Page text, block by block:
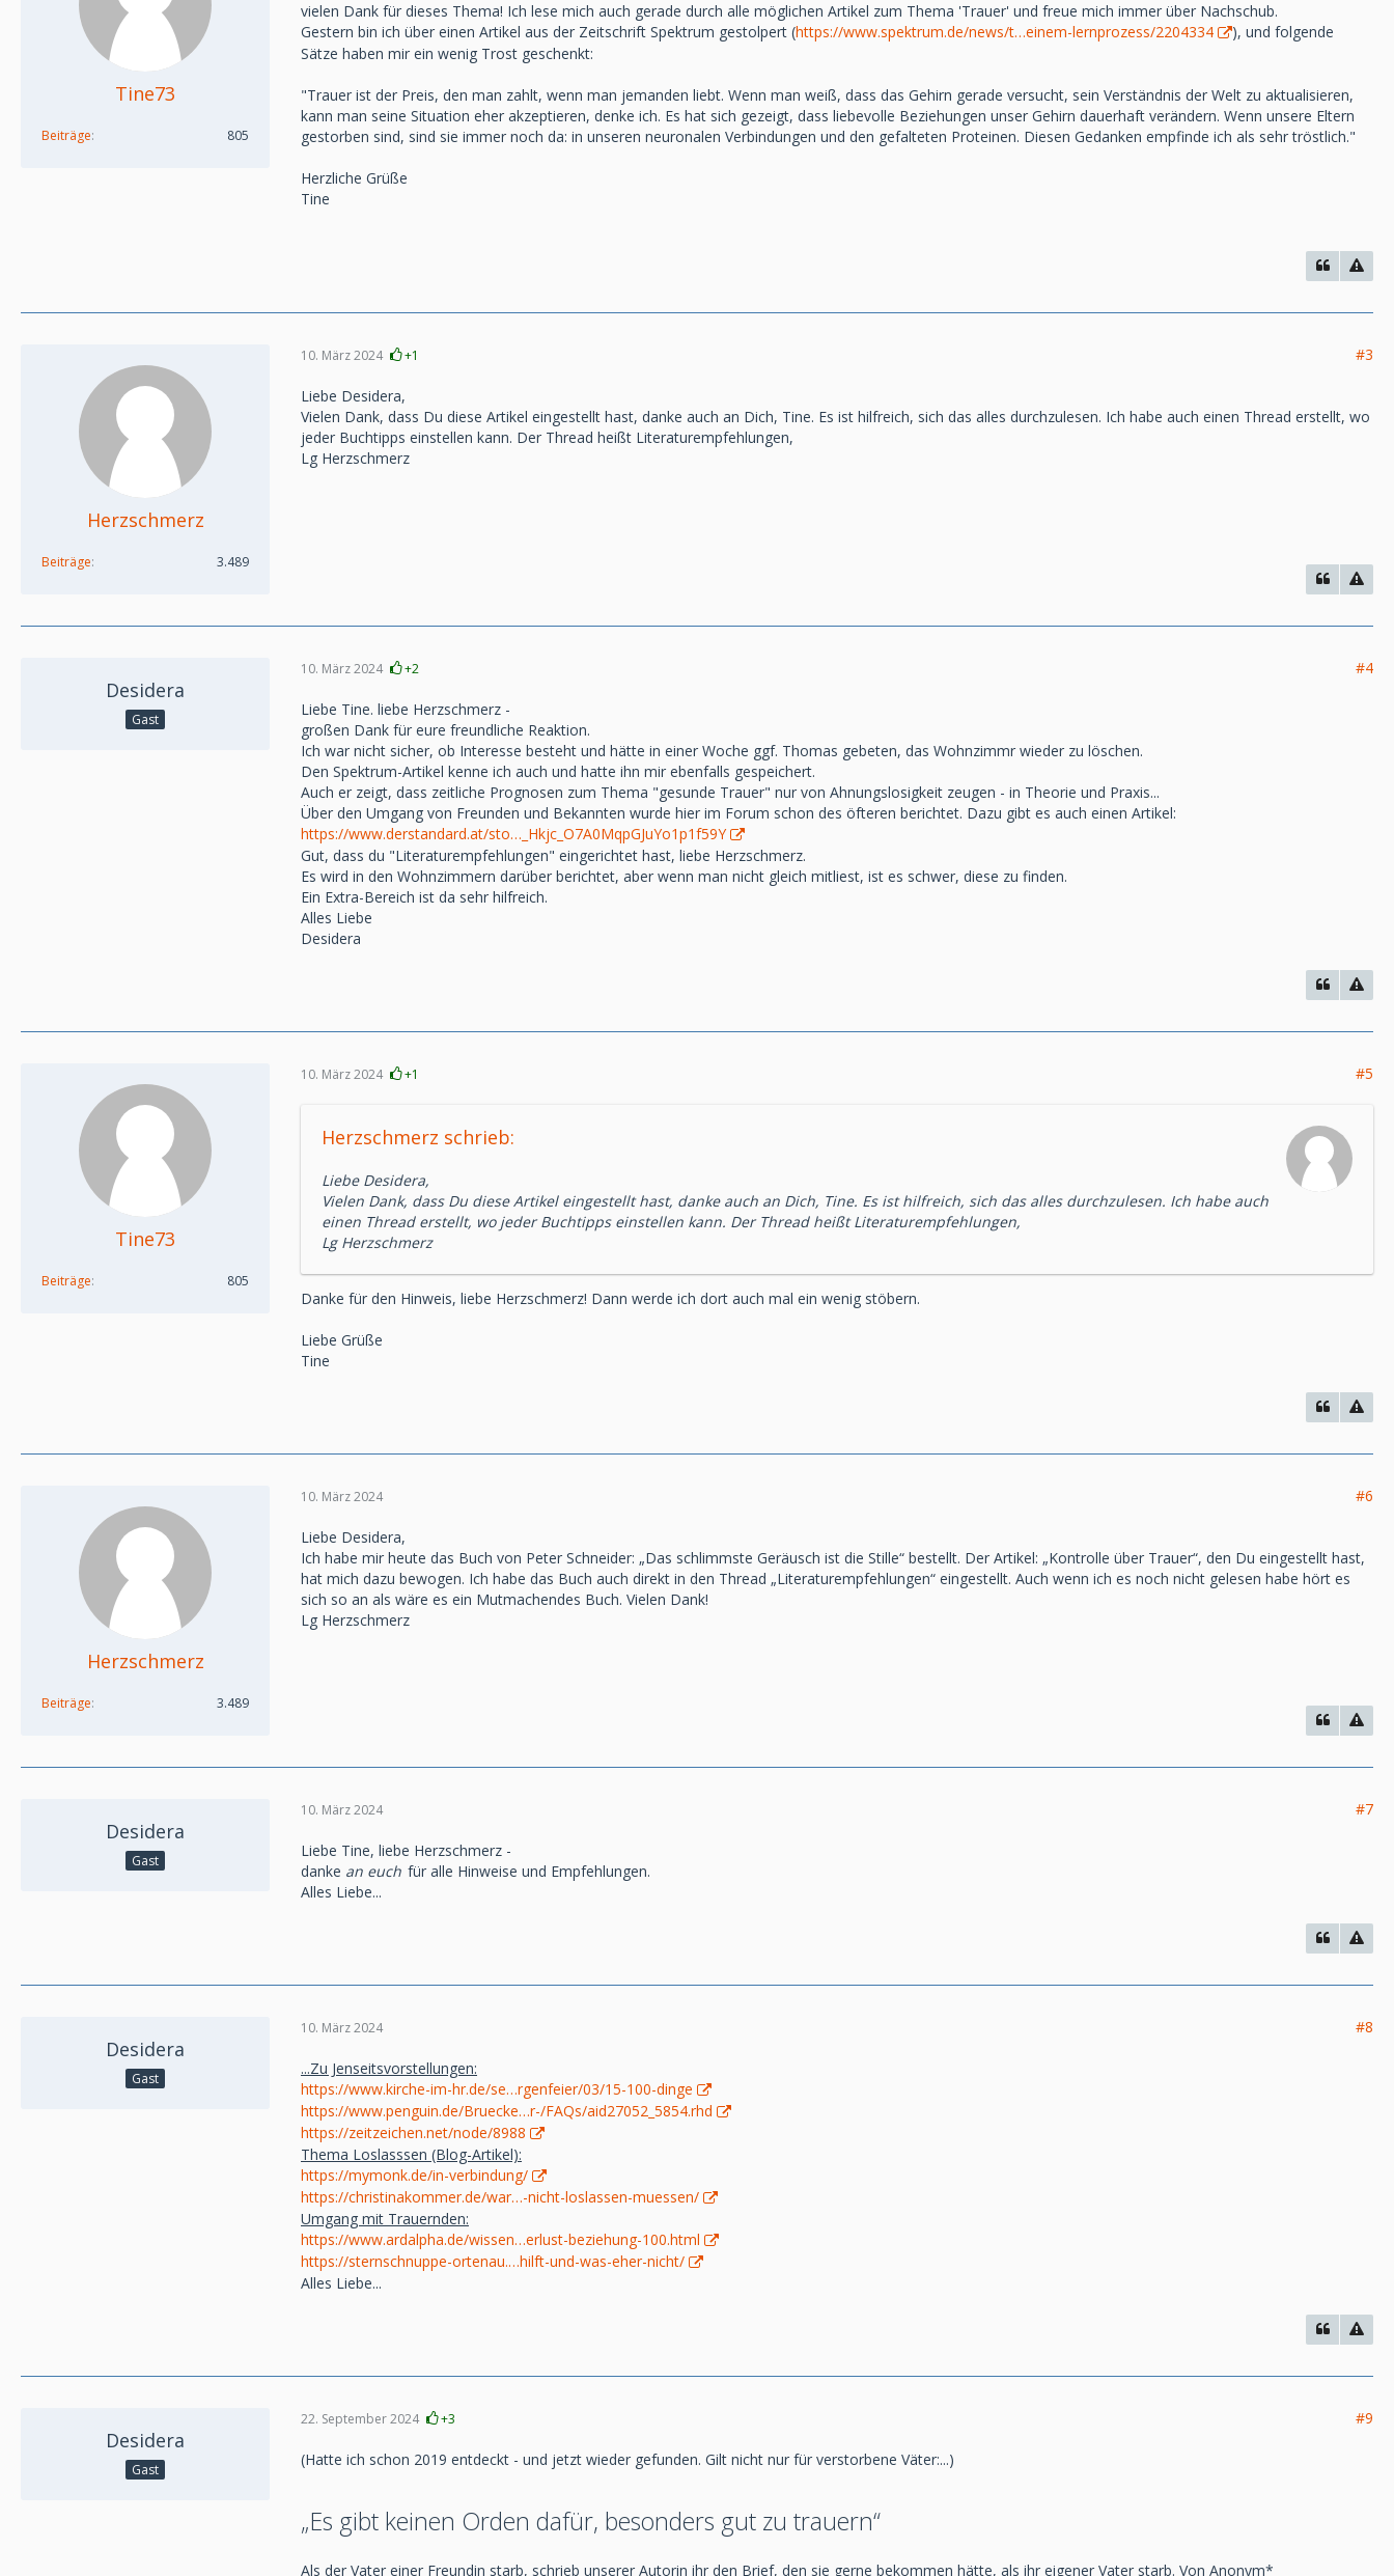
Tine73
Beiträge 805
vielen Dank für dieses Thema! Ich lese mich auch gerade durch alle möglichen Artikel zum Thema 'Trauer' und freue mich immer über Nachschub.
Gestern bin ich über einen Artikel aus der Zeitschrift Spektrum gestolpert (https://www.spektrum.de/news/t…einem-lernprozess/2204334
), und folgende
Sätze haben mir ein wenig Trost geschenkt:
"Trauer ist der Preis, den man zahlt, wenn man jemanden liebt. Wenn man weiß, dass das Gehirn gerade versucht, sein Verständnis der Welt zu aktualisieren,
kann man seine Situation eher akzeptieren, denke ich. Es hat sich gezeigt, dass liebevolle Beziehungen unser Gehirn dauerhaft verändern. Wenn unsere Eltern
gestorben sind, sind sie immer noch da: in unseren neuronalen Verbindungen und den gefalteten Proteinen. Diesen Gedanken empfinde ich als sehr tröstlich."
Herzliche Grüße
Tine
Herzschmerz
Beiträge 3.489
10. März 2024 +1 #3
Liebe Desidera,
Vielen Dank, dass Du diese Artikel eingestellt hast, danke auch an Dich, Tine. Es ist hilfreich, sich das alles durchzulesen. Ich habe auch einen Thread erstellt, wo
jeder Buchtipps einstellen kann. Der Thread heißt Literaturempfehlungen,
Lg Herzschmerz
Desidera
Gast
10. März 2024 +2 #4
Liebe Tine. liebe Herzschmerz -
großen Dank für eure freundliche Reaktion.
Ich war nicht sicher, ob Interesse besteht und hätte in einer Woche ggf. Thomas gebeten, das Wohnzimmr wieder zu löschen.
Den Spektrum-Artikel kenne ich auch und hatte ihn mir ebenfalls gespeichert.
Auch er zeigt, dass zeitliche Prognosen zum Thema "gesunde Trauer" nur von Ahnungslosigkeit zeugen - in Theorie und Praxis...
Über den Umgang von Freunden und Bekannten wurde hier im Forum schon des öfteren berichtet. Dazu gibt es auch einen Artikel:
https://www.derstandard.at/sto…_Hkjc_O7A0MqpGJuYo1p1f59Y
Gut, dass du "Literaturempfehlungen" eingerichtet hast, liebe Herzschmerz.
Es wird in den Wohnzimmern darüber berichtet, aber wenn man nicht gleich mitliest, ist es schwer, diese zu finden.
Ein Extra-Bereich ist da sehr hilfreich.
Alles Liebe
Desidera
Tine73
Beiträge 805
10. März 2024 +1 #5
Herzschmerz schrieb:
Liebe Desidera,
Vielen Dank, dass Du diese Artikel eingestellt hast, danke auch an Dich, Tine. Es ist hilfreich, sich das alles durchzulesen. Ich habe auch
einen Thread erstellt, wo jeder Buchtipps einstellen kann. Der Thread heißt Literaturempfehlungen,
Lg Herzschmerz
Danke für den Hinweis, liebe Herzschmerz! Dann werde ich dort auch mal ein wenig stöbern.
Liebe Grüße
Tine
Herzschmerz
Beiträge 3.489
10. März 2024 #6
Liebe Desidera,
Ich habe mir heute das Buch von Peter Schneider: „Das schlimmste Geräusch ist die Stille“ bestellt. Der Artikel: „Kontrolle über Trauer“, den Du eingestellt hast,
hat mich dazu bewogen. Ich habe das Buch auch direkt in den Thread „Literaturempfehlungen“ eingestellt. Auch wenn ich es noch nicht gelesen habe hört es
sich so an als wäre es ein Mutmachendes Buch. Vielen Dank!
Lg Herzschmerz
Desidera
Gast
10. März 2024 #7
Liebe Tine, liebe Herzschmerz -
danke an euch für alle Hinweise und Empfehlungen.
Alles Liebe...
Desidera
Gast
10. März 2024 #8
...Zu Jenseitsvorstellungen:
https://www.kirche-im-hr.de/se…rgenfeier/03/15-100-dinge
https://www.penguin.de/Bruecke…r-/FAQs/aid27052_5854.rhd
https://zeitzeichen.net/node/8988
Thema Loslasssen (Blog-Artikel):
https://mymonk.de/in-verbindung/
https://christinakommer.de/war…-nicht-loslassen-muessen/
Umgang mit Trauernden:
https://www.ardalpha.de/wissen…erlust-beziehung-100.html
https://sternschnuppe-ortenau.…hilft-und-was-eher-nicht/
Alles Liebe...
Desidera
Gast
22. September 2024 +3 #9
(Hatte ich schon 2019 entdeckt - und jetzt wieder gefunden. Gilt nicht nur für verstorbene Väter:...)
„Es gibt keinen Orden dafür, besonders gut zu trauern“
Als der Vater einer Freundin starb, schrieb unserer Autorin ihr den Brief, den sie gerne bekommen hätte, als ihr eigener Vater starb. Von Anonym*